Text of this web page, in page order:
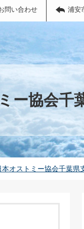
問い合わせ 浦安
ー協会千
本オストミー協会千葉